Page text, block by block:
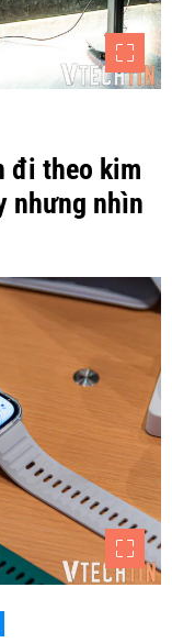
đi theo kim
nhưng nhìn